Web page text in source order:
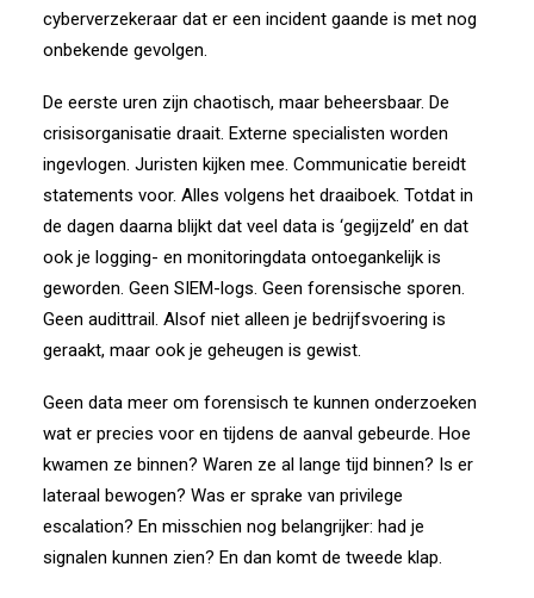
cyberverzekeraar dat er een incident gaande is met nog
onbekende gevolgen.
De eerste uren zijn chaotisch, maar beheersbaar. De
crisisorganisatie draait. Externe specialisten worden
ingevlogen. Juristen kijken mee. Communicatie bereidt
statements voor. Alles volgens het draaiboek. Totdat in
de dagen daarna blijkt dat veel data is ‘gegijzeld’ en dat
ook je logging- en monitoringdata ontoegankelijk is
geworden. Geen SIEM-logs. Geen forensische sporen.
Geen audittrail. Alsof niet alleen je bedrijfsvoering is
geraakt, maar ook je geheugen is gewist.
Geen data meer om forensisch te kunnen onderzoeken
wat er precies voor en tijdens de aanval gebeurde. Hoe
kwamen ze binnen? Waren ze al lange tijd binnen? Is er
lateraal bewogen? Was er sprake van privilege
escalation? En misschien nog belangrijker: had je
signalen kunnen zien? En dan komt de tweede klap.